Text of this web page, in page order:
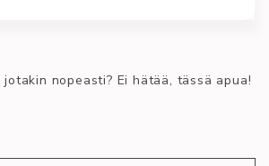
riskit ja riskinmieliset! Asteriskin
on
nopeasti? Ei hätää, tässä apua!